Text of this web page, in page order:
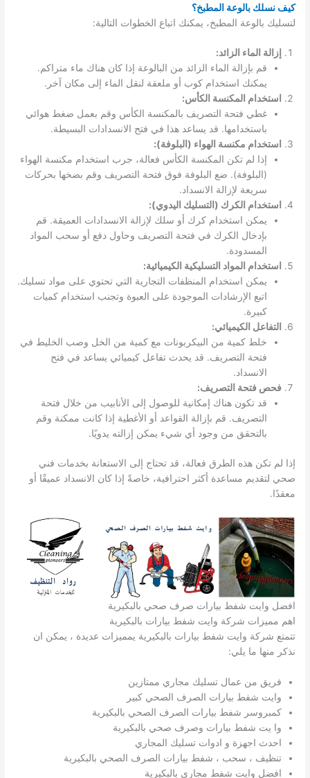
كيف نسلك بالوعة المطبخ؟
لتسليك بالوعة المطبخ، يمكنك اتباع الخطوات التالية:
إزالة الماء الزائد:
قم بإزالة الماء الزائد من البالوعة إذا كان هناك ماء متراكم.
يمكنك استخدام كوب أو ملعقة لنقل الماء إلى مكان آخر.
استخدام المكنسة الكأس:
غطي فتحة التصريف بالمكنسة الكأس وقم بعمل ضغط هوائي
باستخدامها. قد يساعد هذا في فتح الانسدادات البسيطة.
استخدام مكنسة الهواء (البلوفة):
إذا لم تكن المكنسة الكأس فعالة، جرب استخدام مكنسة الهواء
(البلوفة). ضع البلوفة فوق فتحة التصريف وقم بضخها بحركات
سريعة لإزالة الانسداد.
استخدام الكرك (التسليك اليدوي):
يمكن استخدام كرك أو سلك لإزالة الانسدادات العميقة. قم
بإدخال الكرك في فتحة التصريف وحاول دفع أو سحب المواد
المسدودة.
استخدام المواد التسليكية الكيميائية:
يمكن استخدام المنظفات التجارية التي تحتوي على مواد تسليك.
اتبع الإرشادات الموجودة على العبوة وتجنب استخدام كميات
كبيرة.
التفاعل الكيميائي:
خلط كمية من البيكربونات مع كمية من الخل وصب الخليط في
فتحة التصريف. قد يحدث تفاعل كيميائي يساعد في فتح
الانسداد.
فحص فتحة التصريف:
قد تكون هناك إمكانية للوصول إلى الأنابيب من خلال فتحة
التصريف. قم بإزالة القواعد أو الأغطية إذا كانت ممكنة وقم
بالتحقق من وجود أي شيء يمكن إزالته يدويًا.
إذا لم تكن هذه الطرق فعالة، قد تحتاج إلى الاستعانة بخدمات فني
صحي لتقديم مساعدة أكثر احترافية، خاصةً إذا كان الانسداد عميقًا أو
معقدًا.
افضل وايت شفط بيارات صرف صحي بالبكيرية
اهم مميزات شركة وايت شفط بيارات بالبكيرية
تتمتع شركة وايت شفط بيارات بالبكيرية يمميزات عديدة ، يمكن ان
نذكر منها ما يلي:
فريق من عمال تسليك مجاري ممتازين
وايت شفط بيارات الصرف الصحي كبير
كمبروسر شفط بيارات الصرف الصحي بالبكيرية
وا يت شفط بيارات وصرف صحي بالبكيرية
احدث اجهزة و ادوات تسليك المجاري
تنظيف ، سحب ، شفط بيارات الصرف الصحي بالبكيرية
افضل وايت شفط مجاري بالبكيرية